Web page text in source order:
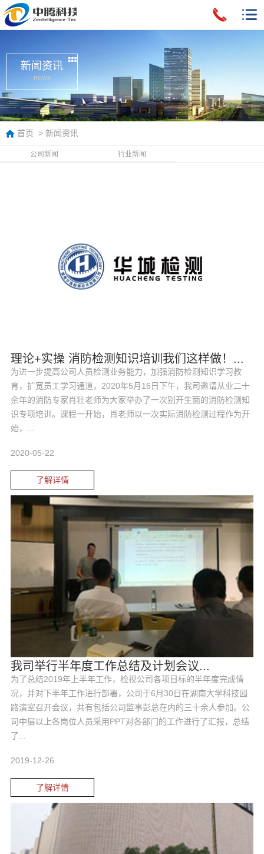
新闻资讯
news
首页 > 新闻资讯
公司新闻 行业新闻
理论+实操 消防检测知识培训我们这样做！...
为进一步提高公司人员检测业务能力，加强消防检测知识学习教
育，扩宽员工学习通道，2020年5月16日下午，我司邀请从业二十
余年的消防专家肖壮老师为大家举办了一次别开生面的消防检测知
识专项培训。课程一开始，肖老师以一次实际消防检测过程作为开
始，...
2020-05-22
了解详情
我司举行半年度工作总结及计划会议...
为了总结2019年上半年工作，检视公司各项目标的半年度完成情
况，并对下半年工作进行部署，公司于6月30日在湖南大学科技园
路演室召开会议，共有包括公司监事彭总在内的三十余人参加。公
司中层以上各岗位人员采用PPT对各部门的工作进行了汇报，总结
了...
2019-12-26
了解详情